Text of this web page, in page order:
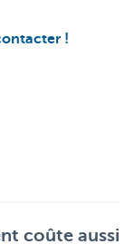
!
coûte aussi